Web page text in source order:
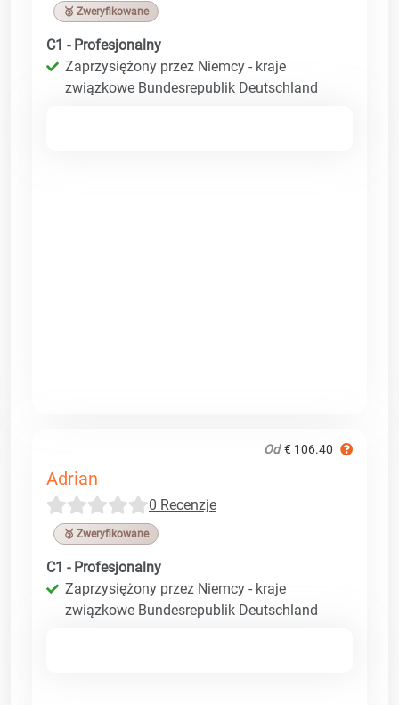
🥉 Zweryfikowane
C1 - Profesjonalny
Zaprzysiężony przez Niemcy - kraje
związkowe Bundesrepublik Deutschland
Od € 106.40
Adrian
0 Recenzje
🥉 Zweryfikowane
C1 - Profesjonalny
Zaprzysiężony przez Niemcy - kraje
związkowe Bundesrepublik Deutschland